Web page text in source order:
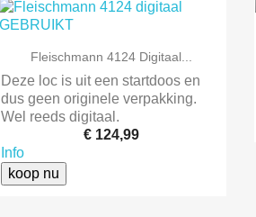
 Snel bekijken
Fleischmann 4124 Digitaal...
Deze loc is uit een startdoos en
dus geen originele verpakking.
Wel reeds digitaal.
€ 124,99
Info
koop nu